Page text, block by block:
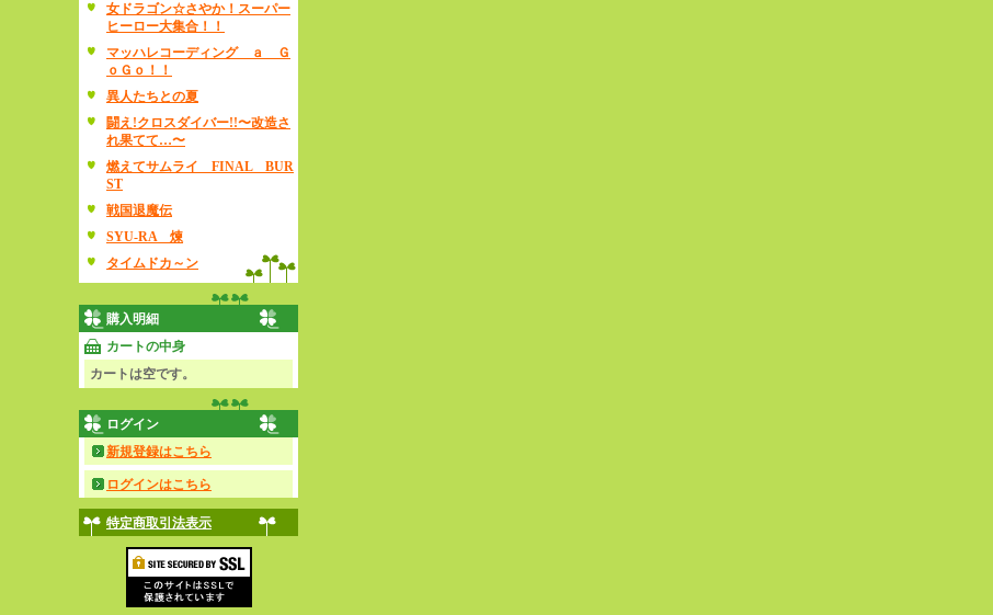
女ドラゴン☆さやか！スーパー
ヒーロー大集合！！
マッハレコーディング ａ Ｇ
ｏＧｏ！！
異人たちとの夏
闘え!クロスダイバー!!〜改造さ
れ果てて…〜
燃えてサムライ FINAL BUR
ST
戦国退魔伝
SYU-RA 煉
タイムドカ～ン
購入明細
カートの中身
カートは空です。
ログイン
新規登録はこちら
ログインはこちら
特定商取引法表示